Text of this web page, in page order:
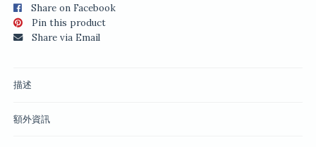
Share on Facebook
Pin this product
Share via Email
描述
額外資訊